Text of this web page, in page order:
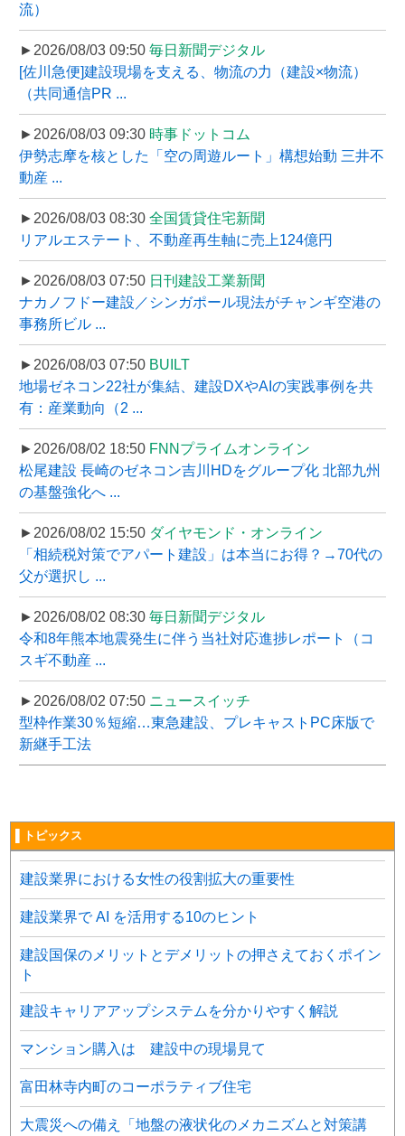
流）
►2026/08/03 09:50 毎日新聞デジタル
[佐川急便]建設現場を支える、物流の力（建設×物流）
（共同通信PR ...
►2026/08/03 09:30 時事ドットコム
伊勢志摩を核とした「空の周遊ルート」構想始動 三井不
動産 ...
►2026/08/03 08:30 全国賃貸住宅新聞
リアルエステート、不動産再生軸に売上124億円
►2026/08/03 07:50 日刊建設工業新聞
ナカノフドー建設／シンガポール現法がチャンギ空港の
事務所ビル ...
►2026/08/03 07:50 BUILT
地場ゼネコン22社が集結、建設DXやAIの実践事例を共
有：産業動向（2 ...
►2026/08/02 18:50 FNNプライムオンライン
松尾建設 長崎のゼネコン吉川HDをグループ化 北部九州
の基盤強化へ ...
►2026/08/02 15:50 ダイヤモンド・オンライン
「相続税対策でアパート建設」は本当にお得？→70代の
父が選択し ...
►2026/08/02 08:30 毎日新聞デジタル
令和8年熊本地震発生に伴う当社対応進捗レポート（コ
スギ不動産 ...
►2026/08/02 07:50 ニュースイッチ
型枠作業30％短縮…東急建設、プレキャストPC床版で
新継手工法
▌トピックス
建設業界における女性の役割拡大の重要性
建設業界で AI を活用する10のヒント
建設国保のメリットとデメリットの押さえておくポイン
ト
建設キャリアアップシステムを分かりやすく解説
マンション購入は 建設中の現場見て
富田林寺内町のコーポラティブ住宅
大震災への備え「地盤の液状化のメカニズムと対策講